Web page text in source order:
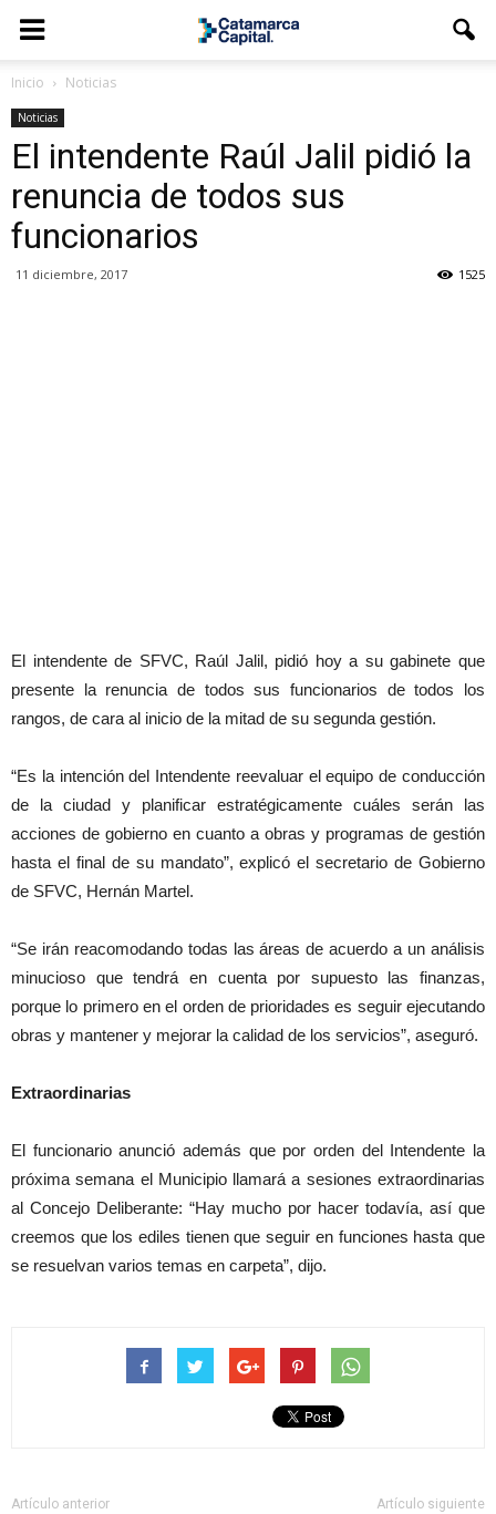
Inicio Noticias
Noticias
El intendente Raúl Jalil pidió la
renuncia de todos sus
funcionarios
11 diciembre, 2017 1525
El intendente de SFVC, Raúl Jalil, pidió hoy a su gabinete que
presente la renuncia de todos sus funcionarios de todos los
rangos, de cara al inicio de la mitad de su segunda gestión.
“Es la intención del Intendente reevaluar el equipo de conducción
de la ciudad y planificar estratégicamente cuáles serán las
acciones de gobierno en cuanto a obras y programas de gestión
hasta el final de su mandato”, explicó el secretario de Gobierno
de SFVC, Hernán Martel.
“Se irán reacomodando todas las áreas de acuerdo a un análisis
minucioso que tendrá en cuenta por supuesto las finanzas,
porque lo primero en el orden de prioridades es seguir ejecutando
obras y mantener y mejorar la calidad de los servicios”, aseguró.
Extraordinarias
El funcionario anunció además que por orden del Intendente la
próxima semana el Municipio llamará a sesiones extraordinarias
al Concejo Deliberante: “Hay mucho por hacer todavía, así que
creemos que los ediles tienen que seguir en funciones hasta que
se resuelvan varios temas en carpeta”, dijo.
Artículo anterior Artículo siguiente